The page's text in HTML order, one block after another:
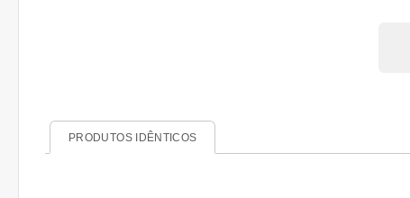
PRODUTOS IDÊNTICOS